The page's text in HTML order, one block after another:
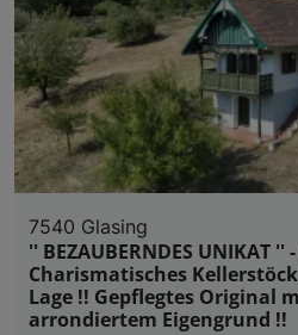
7540 Glasing
'' BEZAUBERNDES UNIKAT ''
Charismatisches
Lage !! Gepflegtes Original
arrondiertem Eigengrund !!